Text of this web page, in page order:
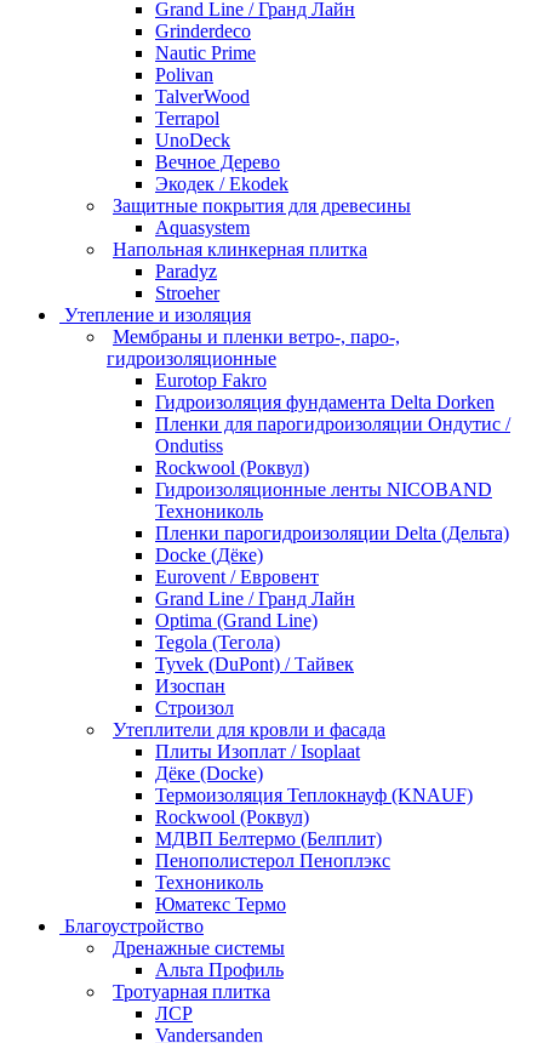
Grand Line / Гранд Лайн
Grinderdeco
Nautic Prime
Polivan
TalverWood
Terrapol
UnoDeck
Вечное Дерево
Экодек / Ekodek
Защитные покрытия для древесины
Aquasystem
Напольная клинкерная плитка
Paradyz
Stroeher
Утепление и изоляция
Мембраны и пленки ветро-, паро-,
гидроизоляционные
Eurotop Fakro
Гидроизоляция фундамента Delta Dorken
Пленки для парогидроизоляции Ондутис /
Ondutiss
Rockwool (Роквул)
Гидроизоляционные ленты NICOBAND
Технониколь
Пленки парогидроизоляции Delta (Дельта)
Docke (Дёке)
Eurovent / Евровент
Grand Line / Гранд Лайн
Optima (Grand Line)
Tegola (Тегола)
Tyvek (DuPont) / Тайвек
Изоспан
Строизол
Утеплители для кровли и фасада
Плиты Изоплат / Isoplaat
Дёке (Docke)
Термоизоляция Теплокнауф (KNAUF)
Rockwool (Роквул)
МДВП Белтермо (Белплит)
Пенополистерол Пеноплэкс
Технониколь
Юматекс Термо
Благоустройство
Дренажные системы
Альта Профиль
Тротуарная плитка
ЛСР
Vandersanden